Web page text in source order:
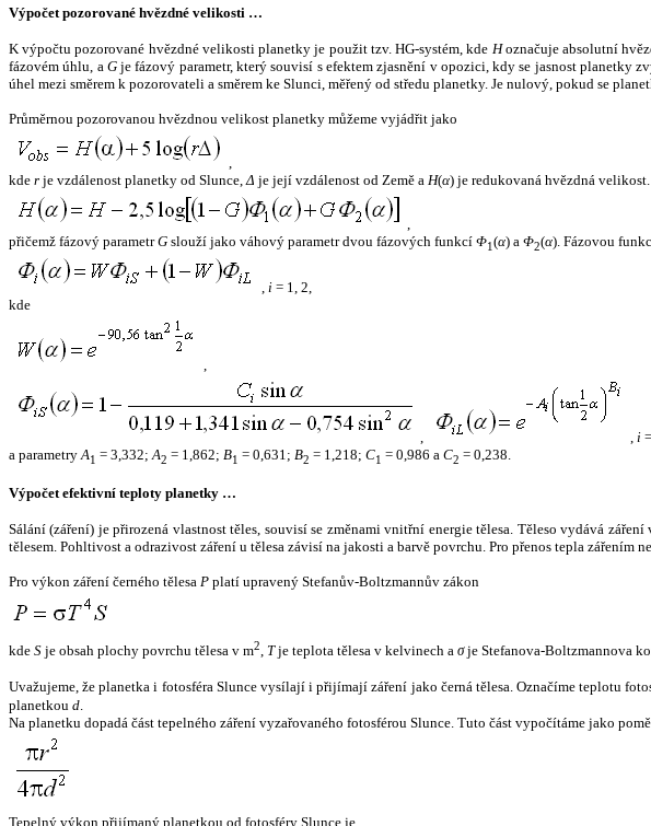
Výpočet pozorované hvězdné velikosti …
K výpočtu pozorované hvězdné velikosti planetky je použit tzv. HG-systém, kde Hoznačuje absolutní
fázovém úhlu, a Gje fázový parametr, který souvisí s efektem zjasnění v opozici, kdy se jasnost planetky
úhel mezi směrem k pozorovateli a směrem ke Slunci, měřený od středu planetky. Je nulový, pokud se
Průměrnou pozorovanou hvězdnou velikost planetky můžeme vyjádřit jako
,
kde r je vzdálenost planetky od Slunce,Δ je její vzdálenost od Země a H(α) je redukovaná hvězdná
,
přičemž fázový parametrG slouží jako váhový parametr dvou fázových funkcí Φ1(α) a Φ2(α). Fázovou
, i = 1, 2,
kde
,
, , i
a parametryA1 = 3,332;A2 = 1,862; B1 = 0,631; B2 = 1,218; C1 = 0,986 a C2 = 0,238.
Výpočet efektivní teploty planetky …
Sálání (záření) je přirozená vlastnost těles, souvisí se změnami vnitřní energie tělesa. Těleso vydává
tělesem. Pohltivost a odrazivost záření u tělesa závisí na jakosti a barvě povrchu. Pro přenos tepla zářením
Pro výkon záření černého tělesa P platí upravený Stefanův-Boltzmannův zákon
kde S je obsah plochy povrchu tělesa v m2, Tje teplota tělesa v kelvinech a σje Stefanova-Boltzmannova
Uvažujeme, že planetka i fotosféra Slunce vysílají i přijímají záření jako černá tělesa. Označíme teplotu
planetkou d.
Na planetku dopadá část tepelného záření vyzařovaného fotosférou Slunce. Tuto část vypočítáme jako
Tepelný výkon přijímaný planetkou od fotosféry Slunce je